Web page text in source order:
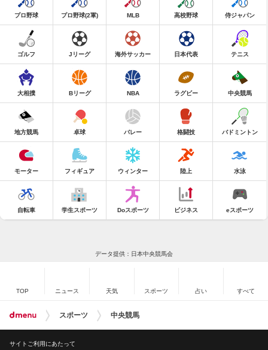
プロ野球 プロ野球(2軍) MLB 高校野球 侍ジャパン
ゴルフ Jリーグ 海外サッカー 日本代表 テニス
大相撲 Bリーグ NBA ラグビー 中央競馬
地方競馬 卓球 バレー 格闘技 バドミントン
モーター フィギュア ウィンター 陸上 水泳
自転車 学生スポーツ Doスポーツ ビジネス eスポーツ
データ提供：日本中央競馬会
TOP ニュース 天気 スポーツ 占い すべて
スポーツ 中央競馬
サイトご利用にあたって